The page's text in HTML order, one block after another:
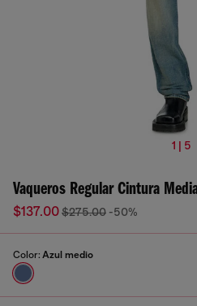
1 | 5
Vaqueros Regular Cintura
$137.00$275.00 -50%
Color: Azul medio